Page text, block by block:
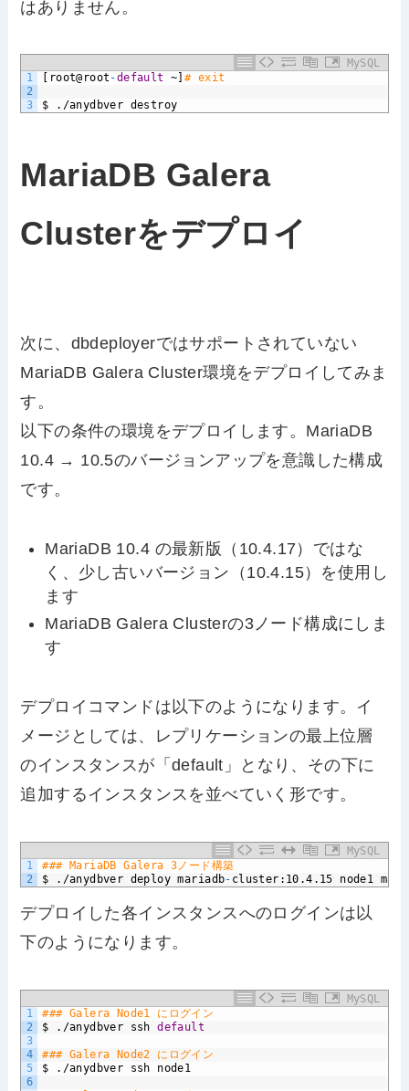
はありません。
MySQL
1
2
3
[root@root -default ~] # exit
$ ./anydbver destroy
MariaDB Galera
Clusterをデプロイ
次に、dbdeployerではサポートされていない
MariaDB Galera Cluster環境をデプロイしてみま
す。
以下の条件の環境をデプロイします。MariaDB
10.4 → 10.5のバージョンアップを意識した構成
です。
MariaDB 10.4 の最新版（10.4.17）ではな
く、少し古いバージョン（10.4.15）を使用し
ます
MariaDB Galera Clusterの3ノード構成にしま
す
デプロイコマンドは以下のようになります。イ
メージとしては、レプリケーションの最上位層
のインスタンスが「default」となり、その下に
追加するインスタンスを並べていく形です。
MySQL
1
2
### MariaDB Galera 3ノード構築
$
./anydbver deploy mariadb- cluster:10.4.15 node1
デプロイした各インスタンスへのログインは以
下のようになります。
MySQL
1
2
3
4
5
6
### Galera Node1 にログイン
$
./anydbver ssh default
### Galera Node2 にログイン
$
./anydbver ssh node1